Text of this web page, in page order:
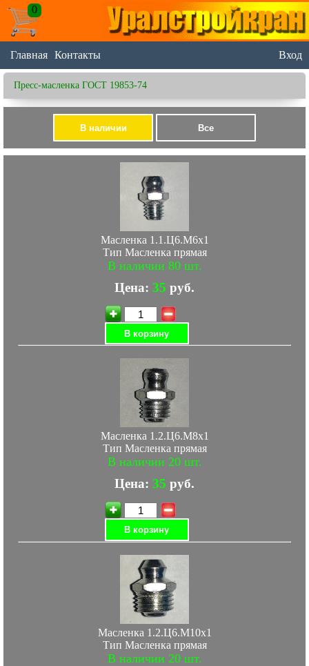
0
Главная Контакты Вход
Пресс-масленка ГОСТ 19853-74
Масленка 1.1.Ц6.М6х1
Тип Масленка прямая
В наличии 80 шт.
Цена: 35 руб.
В корзину
Масленка 1.2.Ц6.М8х1
Тип Масленка прямая
В наличии 20 шт.
Цена: 35 руб.
В корзину
Масленка 1.2.Ц6.М10х1
Тип Масленка прямая
В наличии 20 шт.